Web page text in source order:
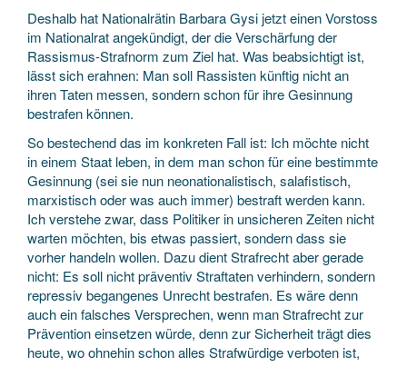
Deshalb hat Nationalrätin Barbara Gysi jetzt einen Vorstoss
im Nationalrat angekündigt, der die Verschärfung der
Rassismus-Strafnorm zum Ziel hat. Was beabsichtigt ist,
lässt sich erahnen: Man soll Rassisten künftig nicht an
ihren Taten messen, sondern schon für ihre Gesinnung
bestrafen können.
So bestechend das im konkreten Fall ist: Ich möchte nicht
in einem Staat leben, in dem man schon für eine bestimmte
Gesinnung (sei sie nun neonationalistisch, salafistisch,
marxistisch oder was auch immer) bestraft werden kann.
Ich verstehe zwar, dass Politiker in unsicheren Zeiten nicht
warten möchten, bis etwas passiert, sondern dass sie
vorher handeln wollen. Dazu dient Strafrecht aber gerade
nicht: Es soll nicht präventiv Straftaten verhindern, sondern
repressiv begangenes Unrecht bestrafen. Es wäre denn
auch ein falsches Versprechen, wenn man Strafrecht zur
Prävention einsetzen würde, denn zur Sicherheit trägt dies
heute, wo ohnehin schon alles Strafwürdige verboten ist,